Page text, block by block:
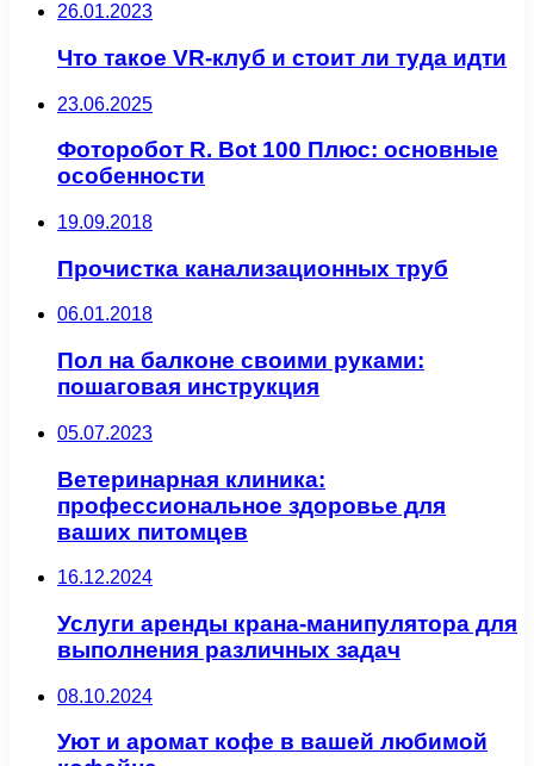
26.01.2023
Что такое VR-клуб и стоит ли туда идти
23.06.2025
Фоторобот R. Bot 100 Плюс: основные
особенности
19.09.2018
Прочистка канализационных труб
06.01.2018
Пол на балконе своими руками:
пошаговая инструкция
05.07.2023
Ветеринарная клиника:
профессиональное здоровье для
ваших питомцев
16.12.2024
Услуги аренды крана-манипулятора для
выполнения различных задач
08.10.2024
Уют и аромат кофе в вашей любимой